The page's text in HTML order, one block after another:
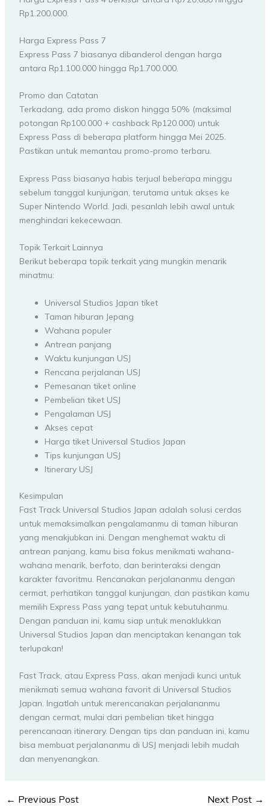
Rp1.200.000.
Harga Express Pass 7
Express Pass 7 biasanya dibanderol dengan harga
antara Rp1.100.000 hingga Rp1.700.000.
Promo dan Catatan
Terkadang, ada promo diskon hingga 50% (maksimal
potongan Rp100.000 + cashback Rp120.000) untuk
Express Pass di beberapa platform hingga Mei 2025.
Pastikan untuk memantau promo-promo terbaru.
Express Pass biasanya habis terjual beberapa minggu
sebelum tanggal kunjungan, terutama untuk akses ke
Super Nintendo World. Jadi, pesanlah lebih awal untuk
menghindari kekecewaan.
Topik Terkait Lainnya
Berikut beberapa topik terkait yang mungkin menarik
minatmu:
Universal Studios Japan tiket
Taman hiburan Jepang
Wahana populer
Antrean panjang
Waktu kunjungan USJ
Rencana perjalanan USJ
Pemesanan tiket online
Pembelian tiket USJ
Pengalaman USJ
Akses cepat
Harga tiket Universal Studios Japan
Tips kunjungan USJ
Itinerary USJ
Kesimpulan
Fast Track Universal Studios Japan adalah solusi cerdas
untuk memaksimalkan pengalamanmu di taman hiburan
yang menakjubkan ini. Dengan menghemat waktu di
antrean panjang, kamu bisa fokus menikmati wahana-
wahana menarik, berfoto, dan berinteraksi dengan
karakter favoritmu. Rencanakan perjalananmu dengan
cermat, perhatikan tanggal kunjungan, dan pastikan kamu
memilih Express Pass yang tepat untuk kebutuhanmu.
Dengan panduan ini, kamu siap untuk menaklukkan
Universal Studios Japan dan menciptakan kenangan tak
terlupakan!
Fast Track, atau Express Pass, akan menjadi kunci untuk
menikmati semua wahana favorit di Universal Studios
Japan. Ingatlah untuk merencanakan perjalananmu
dengan cermat, mulai dari pembelian tiket hingga
perencanaan itinerary. Dengan tips dan panduan ini, kamu
bisa membuat perjalananmu di USJ menjadi lebih mudah
dan menyenangkan.
← Previous Post Next Post →